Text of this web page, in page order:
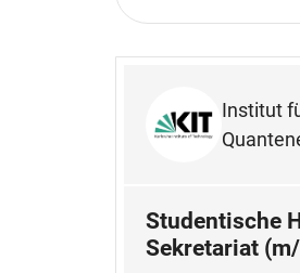
Institut
Studentische
Sekretariat